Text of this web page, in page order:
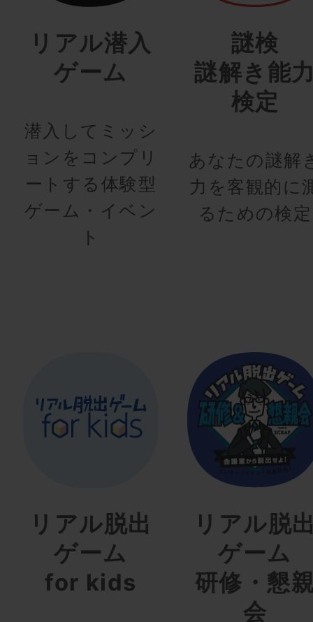
リアル潜入
ゲーム
潜入してミッシ
ョンをコンプリ
ートする体験型
ゲーム・イベン
ト
謎検
謎解き能
検定
あなたの謎解
力を客観的に
るための検定
リアル脱出
ゲーム
for kids
リアル脱
ゲーム
研修・懇
会